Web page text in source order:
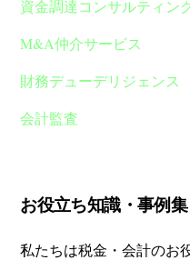
資金調達コンサルティン
M&A仲介サービス
財務デューデリジェンス
会計監査
お役立ち知識・事例集
私たちは税金・会計のお